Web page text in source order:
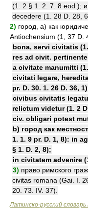
(1. 2 § 1. 2. 7. 8 eod.);
decedere (1. 28 D. 28,
2) город, a) как
Antiochensium (1, 37 D.
bona, servi civitatis
res ad civit.
a civitate manumitti
civitati legare,
pr. D. 30. 1. 26 D. 36,
civibus civitatis
relictum videtur (1. 2
civ. obligari potest
b) город как
1. 1. 9 pr. D. 1, 8): in
§ 1. D. 2, 8);
in civitatem advenire
3) право римского
civitas romana (Gai. I.
20. 73. IV. 37).
Латинско-русский